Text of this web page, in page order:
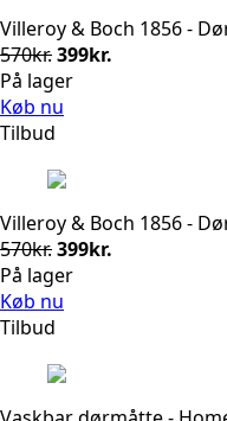
Villeroy & Boch 1856 -
570kr.Den
oprindelige
pris
399kr.
På lager
Køb nu
Tilbud
Villeroy & Boch 1856 -
570kr.Den
oprindelige
pris
399kr.
På lager
Køb nu
Tilbud